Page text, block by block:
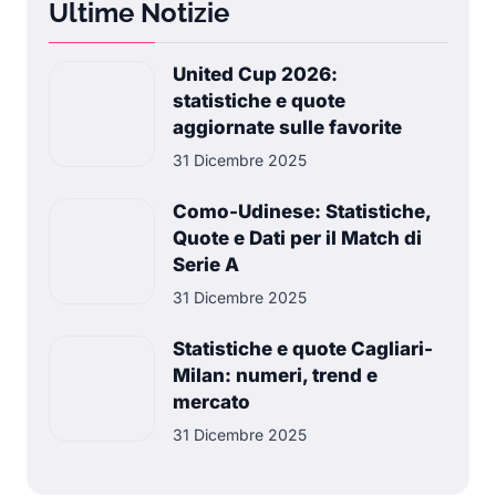
Ultime Notizie
United Cup 2026:
statistiche e quote
aggiornate sulle favorite
31 Dicembre 2025
Como-Udinese: Statistiche,
Quote e Dati per il Match di
Serie A
31 Dicembre 2025
Statistiche e quote Cagliari-
Milan: numeri, trend e
mercato
31 Dicembre 2025